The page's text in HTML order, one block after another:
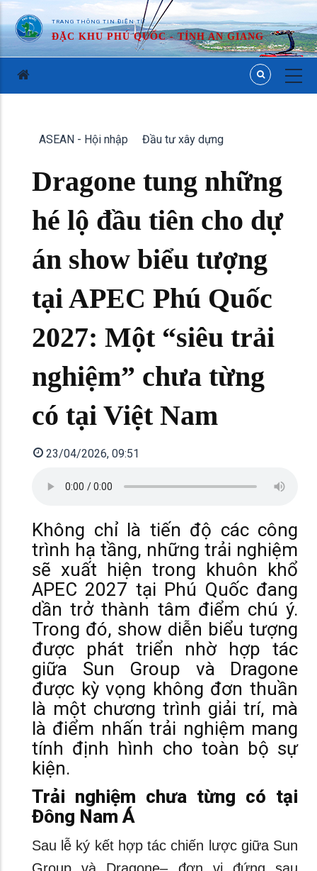
TRANG THÔNG TIN ĐIỆN TỬ
ĐẶC KHU PHÚ QUỐC - TỈNH AN GIANG
ASEAN - Hội nhập Đầu tư xây dựng
Dragone tung những
hé lộ đầu tiên cho dự
án show biểu tượng
tại APEC Phú Quốc
2027: Một “siêu trải
nghiệm” chưa từng
có tại Việt Nam
23/04/2026, 09:51
Không chỉ là tiến độ các công
trình hạ tầng, những trải nghiệm
sẽ xuất hiện trong khuôn khổ
APEC 2027 tại Phú Quốc đang
dần trở thành tâm điểm chú ý.
Trong đó, show diễn biểu tượng
được phát triển nhờ hợp tác
giữa Sun Group và Dragone
được kỳ vọng không đơn thuần
là một chương trình giải trí, mà
là điểm nhấn trải nghiệm mang
tính định hình cho toàn bộ sự
kiện.
Trải nghiệm chưa từng có tại
Đông Nam Á
Sau lễ ký kết hợp tác chiến lược giữa Sun